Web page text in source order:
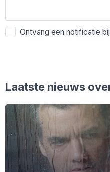
Ontvang een notificatie
Laatste nieuws